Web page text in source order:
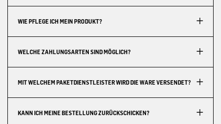
WIE PFLEGE ICH MEIN PRODUKT?
WELCHE ZAHLUNGSARTEN SIND MÖGLICH?
MIT WELCHEM PAKETDIENSTLEISTER WIRD DIE WARE VERSENDET?
KANN ICH MEINE BESTELLUNG ZURÜCKSCHICKEN?